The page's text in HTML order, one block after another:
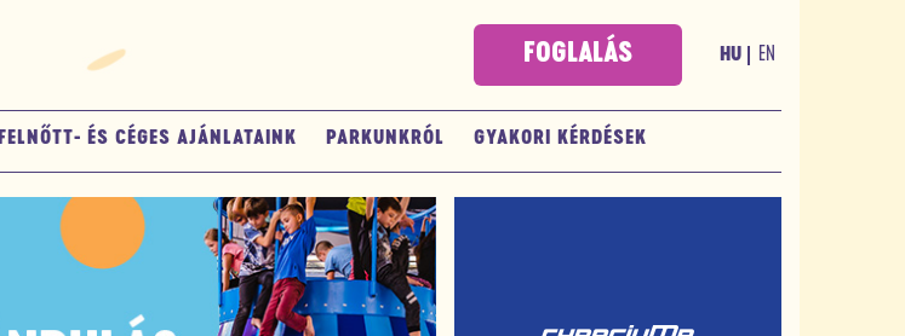
HU EN
FOGLALÁS
FELNŐTT- ÉS CÉGES AJÁNLATAINK PARKUNKRÓL GYAKORI KÉRDÉSEK